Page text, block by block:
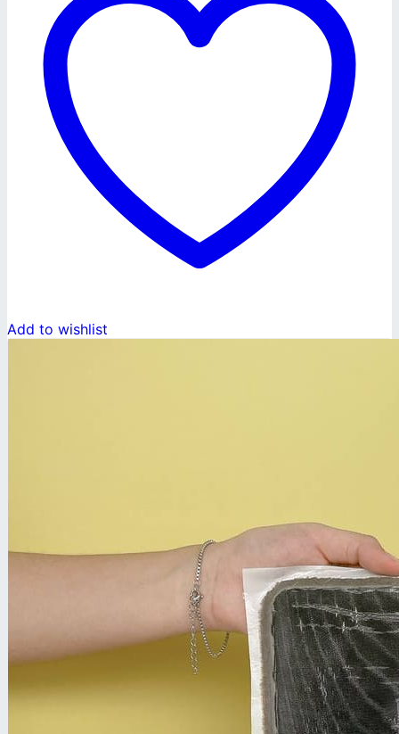
Add to wishlist